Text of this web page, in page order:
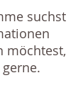
suchst
möchtest,